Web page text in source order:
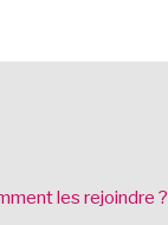
les rejoindre ?